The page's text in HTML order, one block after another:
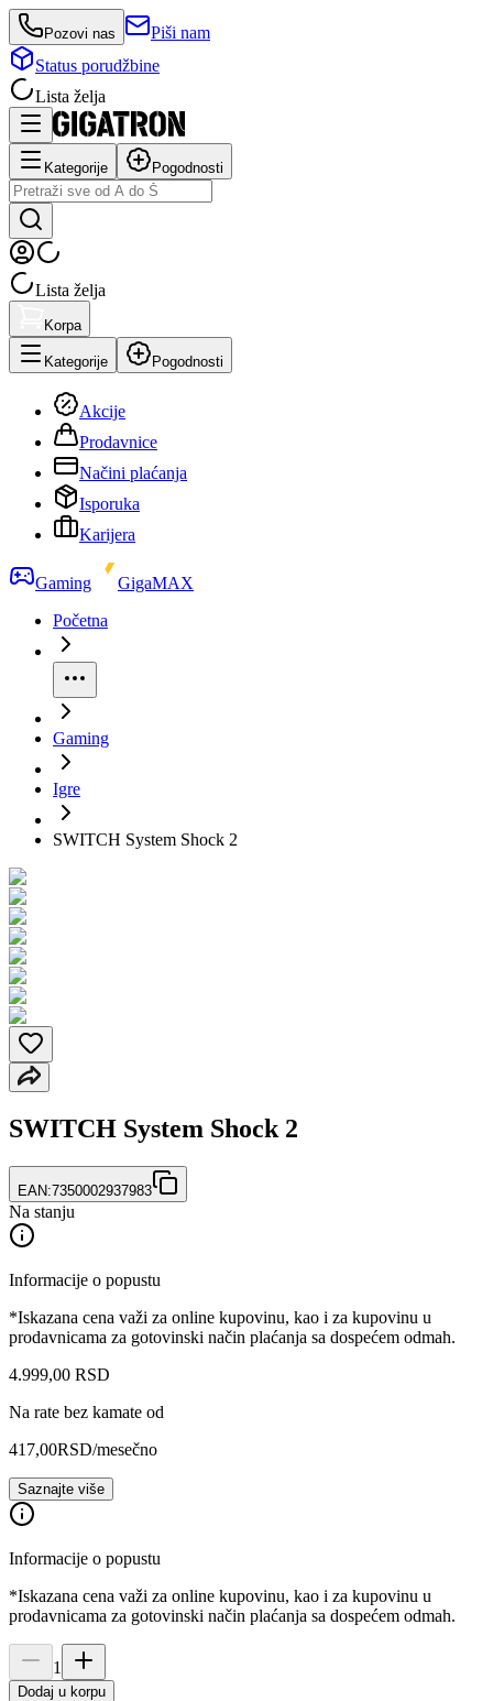
Pozovi nas
Piši nam
Status porudžbine
Lista želja
Kategorije Pogodnosti
Lista želja
Korpa
Kategorije Pogodnosti
Akcije
Prodavnice
Načini plaćanja
Isporuka
Karijera
Gaming
GigaMAX
Početna
Gaming
Igre
SWITCH System Shock 2
SWITCH System Shock 2
EAN:7350002937983
Na stanju
Informacije o popustu
*Iskazana cena važi za online kupovinu, kao i za kupovinu u
prodavnicama za gotovinski način plaćanja sa dospećem odmah.
4.999,00 RSD
Na rate bez kamate od
417,00RSD/mesečno
Saznajte više
Informacije o popustu
*Iskazana cena važi za online kupovinu, kao i za kupovinu u
prodavnicama za gotovinski način plaćanja sa dospećem odmah.
1
Dodaj u korpu